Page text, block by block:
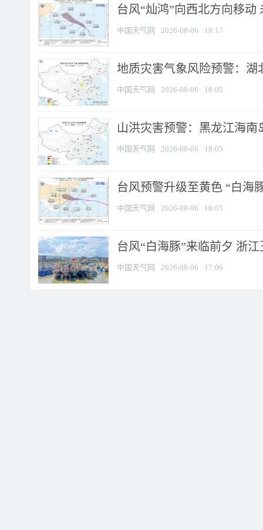
台风“灿鸿”向西北方向移动
中国天气网 2026-08-06 18:17
地质灾害气象风险预警：湖
中国天气网 2026-08-06 18:05
山洪灾害预警：黑龙江海
中国天气网 2026-08-06 18:05
台风预警升级至黄色 “白海
中国天气网 2026-08-06 18:05
台风“白海豚”来临前夕 浙
中国天气网 2026-08-06 17:06